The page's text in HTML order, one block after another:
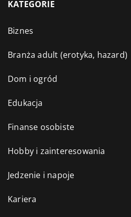
KATEGORIE
Biznes
Branża adult (erotyka, hazard)
Dom i ogród
Edukacja
Finanse osobiste
Hobby i zainteresowania
Jedzenie i napoje
Kariera